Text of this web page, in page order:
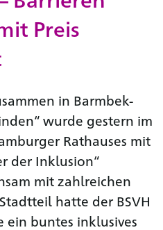
Preis
in Barmbek-
wurde gestern im
Rathauses mit
der Inklusion“
mit zahlreichen
hatte der BSVH
ein buntes inklusives